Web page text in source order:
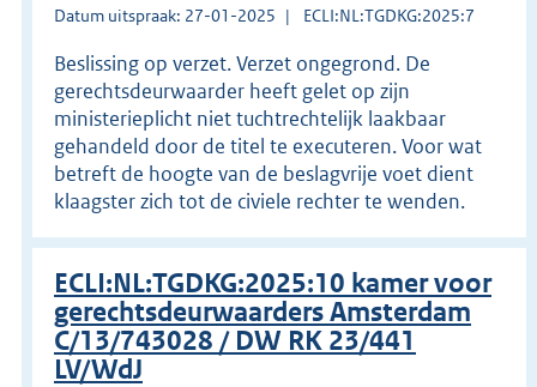
Datum uitspraak: 27-01-2025
ECLI:NL:TGDKG:2025:7
Beslissing op verzet. Verzet ongegrond. De
gerechtsdeurwaarder heeft gelet op zijn
ministerieplicht niet tuchtrechtelijk laakbaar
gehandeld door de titel te executeren. Voor wat
betreft de hoogte van de beslagvrije voet dient
klaagster zich tot de civiele rechter te wenden.
ECLI:NL:TGDKG:2025:10 kamer voor
gerechtsdeurwaarders Amsterdam
C/13/743028 / DW RK 23/441
LV/WdJ